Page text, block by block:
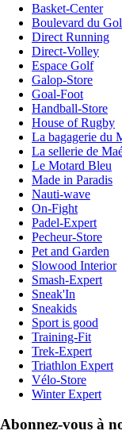
Basket-Center
Boulevard du
Direct Running
Direct-Volley
Espace Golf
Galop-Store
Goal-Foot
Handball-Store
House of Rugby
La bagagerie du
La sellerie de
Le Motard Bleu
Made in Paradis
Nauti-wave
On-Fight
Padel-Expert
Pecheur-Store
Pet and Garden
Slowood Interior
Smash-Expert
Sneak'In
Sneakids
Sport is good
Training-Fit
Trek-Expert
Triathlon Expert
Vélo-Store
Winter Expert
Abonnez-vous à